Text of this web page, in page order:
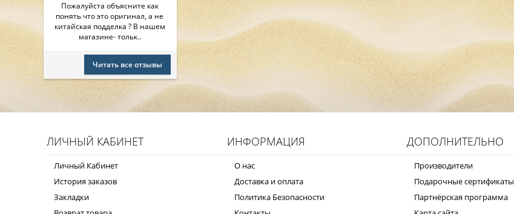
Пожалуйста объясните как
понять что это оригинал, а не
китайская подделка ? В нашем
магазине- тольк..
Читать все отзывы
ЛИЧНЫЙ КАБИНЕТ
Личный Кабинет
История заказов
Закладки
ИНФОРМАЦИЯ
О нас
Доставка и оплата
Политика Безопасности
ДОПОЛНИТЕЛЬНО
Производители
Подарочные сертификаты
Партнёрская программа